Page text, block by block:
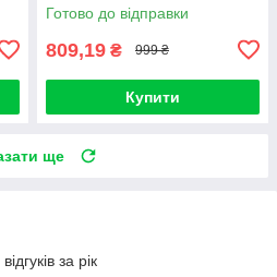
Готово до відправки
809,19 ₴ 999 ₴
Купити
ще
за рік